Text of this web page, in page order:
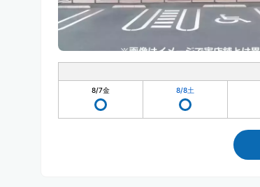
8/7金 8/8土